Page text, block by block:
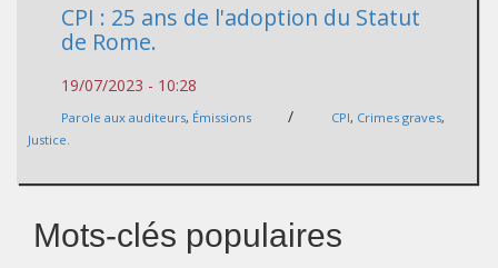
CPI : 25 ans de l'adoption du Statut
de Rome.
19/07/2023 - 10:28
Parole aux auditeurs, Émissions / CPI, Crimes graves,
Justice.
Mots-clés populaires